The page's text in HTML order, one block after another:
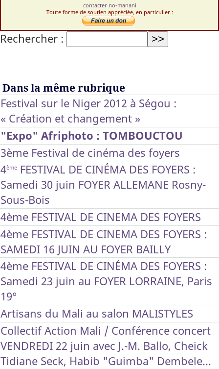
contacter no-manani
Toute forme de soutien appréciée, en particulier :
Rechercher :
Dans la même rubrique
Festival sur le Niger 2012 à Ségou :
« Création et changement »
"Expo" Afriphoto : TOMBOUCTOU
3ème Festival de cinéma des foyers
4èmeFESTIVAL DE CINÉMA DES FOYERS :
Samedi 30 juin FOYER ALLEMANE Rosny-
Sous-Bois
4ème FESTIVAL DE CINEMA DES FOYERS
4ème FESTIVAL DE CINEMA DES FOYERS :
SAMEDI 16 JUIN AU FOYER BAILLY
4ème FESTIVAL DE CINÉMA DES FOYERS :
Samedi 23 juin au FOYER LORRAINE, Paris
19°
Artisans du Mali au salon MALISTYLES
Collectif Action Mali / Conférence concert
VENDREDI 22 juin avec J.-M. Ballo, Cheick
Tidiane Seck, Habib "Guimba" Dembele...